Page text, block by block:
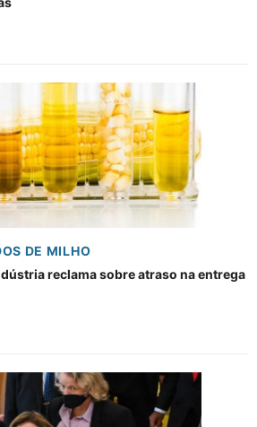
DE MILHO
reclama sobre atraso na entrega